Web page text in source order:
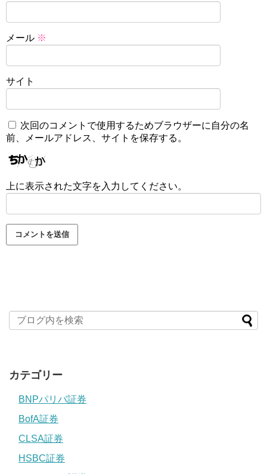
メール ※
サイト
次回のコメントで使用するためブラウザーに自分の名
前、メールアドレス、サイトを保存する。
上に表示された文字を入力してください。
カテゴリー
BNPパリバ証券
BofA証券
CLSA証券
HSBC証券